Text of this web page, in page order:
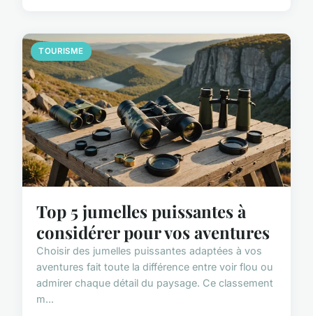
TOURISME
Top 5 jumelles puissantes à
considérer pour vos aventures
Choisir des jumelles puissantes adaptées à vos
aventures fait toute la différence entre voir flou ou
admirer chaque détail du paysage. Ce classement
m...